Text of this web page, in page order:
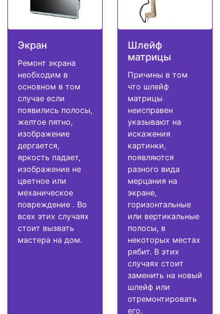
Экран
Ремонт экрана
необходим в
основном в том
случае если
появились полосы,
желтое пятно,
изображение
дергается,
яркость падает,
изображение не
цветное или
механическое
повреждение . Во
всех этих случаях
стоит вызвать
мастера на дом.
Шлейф
матрицы
Причины в том
что шлейф
матрицы
неисправен
указывают на
искажения
картинки,
появляются
разного вида
мерцания на
экране,
горизонтальные
или вертикальные
полосы, в
некоторых местах
рябит. В этих
случаях стоит
заменить на новый
шлейф или
отремонтировать
его.